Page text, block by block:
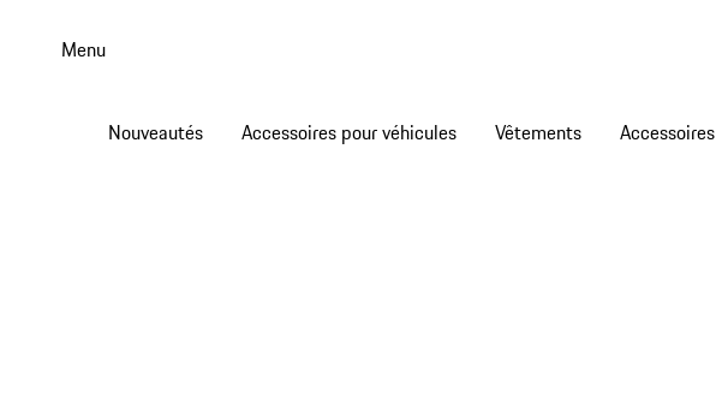
Menu
Nouveautés Accessoires pour véhicules Vêtements Accessoires